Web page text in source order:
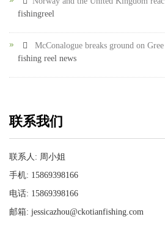
fishingreel
McConalogue breaks ground on Gree
fishing reel news
联系我们
联系人: 周小姐
手机: 15869398166
电话: 15869398166
邮箱: jessicazhou@ckotianfishing.com